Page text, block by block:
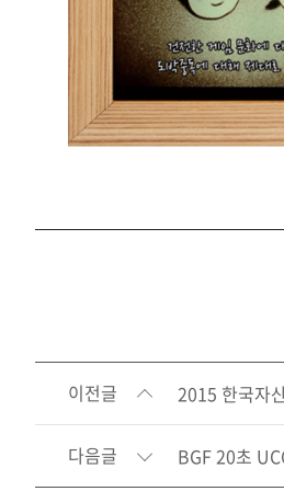
이전글 2015 한국자
다음글 BGF 20초